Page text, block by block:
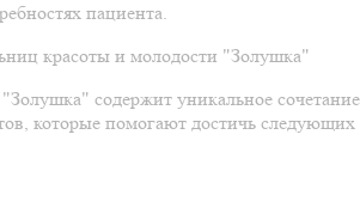
пациента.
красоты и молодости "Золушка"
содержит уникальное сочетание
которые помогают достичь следующих